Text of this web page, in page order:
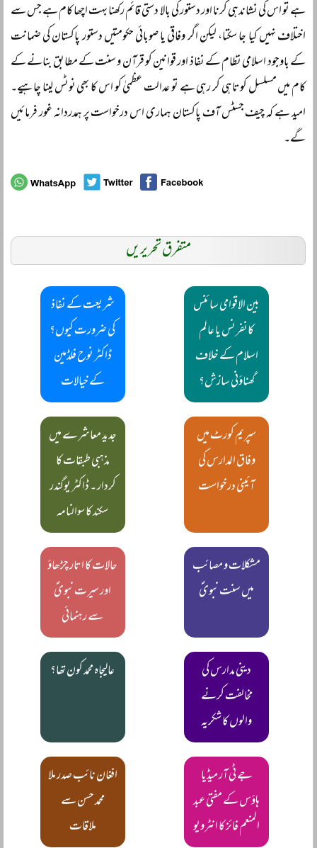
ہے تو اس کی نشاندہی کرنا اور دستور کی بالا دستی قائم رکھنا بہت اچھا کام ہے جس سے
اختلاف نہیں کیا جا سکتا، لیکن اگر وفاقی یا صوبائی حکومتیں دستور پاکستان کی ضمانت
کے باوجود اسلامی نظام کے نفاذ اور قوانین کو قرآن و سنت کے مطابق بنانے کے
کام میں مسلسل کوتاہی کر رہی ہے تو عدالت عظمیٰ کو اس کا بھی نوٹس لینا چاہیے۔
امید ہے کہ چیف جسٹس آف پاکستان ہماری اس درخواست پر ہمدردانہ غور فرمائیں
گے۔
متفرق تحریریں
بین الاقوامی سائنس
کانفرنس یا عالم
اسلام کے خلاف
گھناؤنی سازش؟
شریعت کے نفاذ
کی ضرورت کیوں؟
ڈاکٹر نوح فلڈمین
کے خیالات
سپریم کورٹ میں
وفاق المدارس کی
آئینی درخواست
جدید معاشرے میں
مذہبی طبقات کا
کردار ۔ ڈاکٹر یوگندر
سکند کا سوالنامہ
مشکلات و مصائب
میں سنت نبویؐ
حالات کا اتار چڑھاؤ
اور سیرت نبویؐ
سے رہنمائی
دینی مدارس کی
مخالفت کرنے
والوں کا شکریہ
عالیجاہ محمد کون تھا؟
جے ٹی آر میڈیا
ہاؤس کے مفتی عبد
المنعم فائز کا انٹرویو
افغان نائب صدر ملا
محمد حسن سے
ملاقات